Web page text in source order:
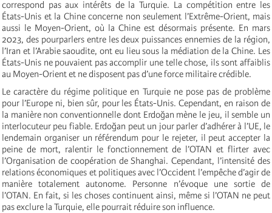
correspond pas aux intérêts de la Turquie. La compétition entre les
États-Unis et la Chine concerne non seulement l’Extrême-Orient, mais
aussi le Moyen-Orient, où la Chine est désormais présente. En mars
2023, des pourparlers entre les deux puissances ennemies de la région,
l’Iran et l’Arabie saoudite, ont eu lieu sous la médiation de la Chine. Les
États-Unis ne pouvaient pas accomplir une telle chose, ils sont affaiblis
au Moyen-Orient et ne disposent pas d’une force militaire crédible.
Le caractère du régime politique en Turquie ne pose pas de problème
pour l’Europe ni, bien sûr, pour les États-Unis. Cependant, en raison de
la manière non conventionnelle dont Erdoğan mène le jeu, il semble un
interlocuteur peu fiable. Erdoğan peut un jour parler d’adhérer à l’UE, le
lendemain organiser un référendum pour le rejeter, il peut accepter la
peine de mort, ralentir le fonctionnement de l’OTAN et flirter avec
l’Organisation de coopération de Shanghai. Cependant, l’intensité des
relations économiques et politiques avec l’Occident l’empêche d’agir de
manière totalement autonome. Personne n’évoque une sortie de
l’OTAN. En fait, si les choses continuent ainsi, même si l’OTAN ne peut
pas exclure la Turquie, elle pourrait réduire son influence.